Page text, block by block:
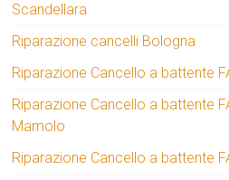
Scandellara
Riparazione cancelli Bologna
Riparazione Cancello a battente
Riparazione Cancello a battente
Mamolo
Riparazione Cancello a battente